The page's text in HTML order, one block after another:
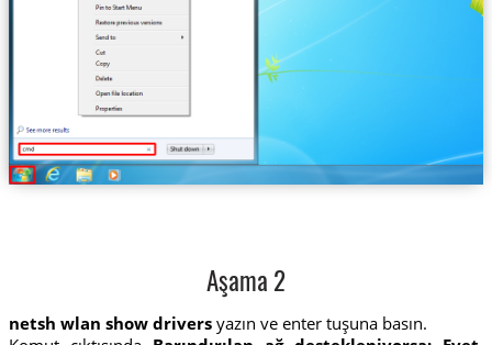
Aşama 2
netsh wlan show driversyazın ve enter tuşuna basın.